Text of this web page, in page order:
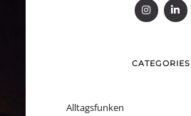
CATEGORIES
Alltagsfunken